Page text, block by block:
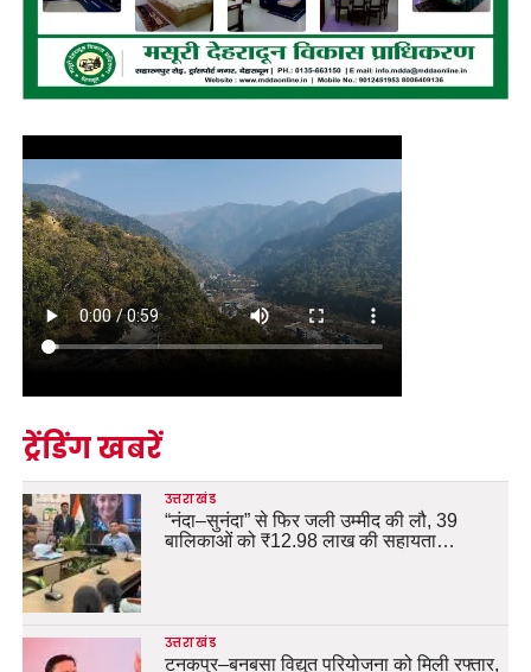
ट्रेंडिंग खबरें
उत्तराखंड
“नंदा–सुनंदा” से फिर जली उम्मीद की लौ, 39
बालिकाओं को ₹12.98 लाख की सहायता…
उत्तराखंड
टनकपुर–बनबसा विद्युत परियोजना को मिली रफ्तार,